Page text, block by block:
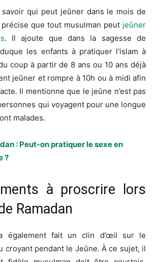
qui peut jeûner dans le mois de
précise que tout musulman peut jeûner
. Il ajoute que dans la sagesse de
les enfants à pratiquer l’islam à
coup à partir de 8 ans ou 10 ans déjà
jeûner et rompre à 10h ou à midi afin
Il mentionne que le jeûne n’est pas
qui voyagent pour une longue
malades.
: Peut-on pratiquer le sexe en
?
à proscrire lors
Ramadan
a également fait un clin d’œil sur le
croyant pendant le Jeûne. À ce sujet, il